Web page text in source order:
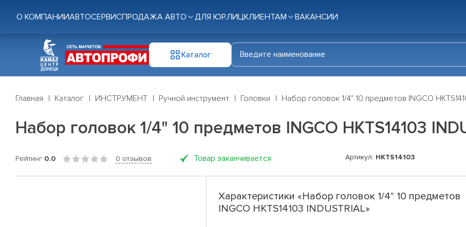
О КОМПАНИИАВТОСЕРВИСПРОДАЖА АВТО ДЛЯ ЮР.ЛИЦКЛИЕНТАМ ВАКАНСИИ
Каталог
Главная Каталог ИНСТРУМЕНТ Ручной инструмент Головки Набор головок 1/4" 10 предметов INGCO
Набор головок 1/4" 10 предметов INGCO HKTS14103
Рейтинг 0.0 0 отзывов Товар заканчивается Артикул: HKTS14103
Характеристики «Набор головок 1/4" 10 предметов
INGCO HKTS14103 INDUSTRIAL»